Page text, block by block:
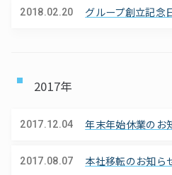
2018.02.20 グループ創立記念
2017年
2017.12.04 年末年始休業のお
2017.08.07 本社移転のお知ら